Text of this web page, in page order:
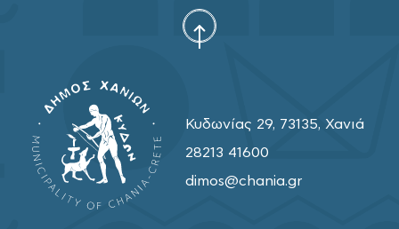
Κυδωνίας 29, 73135, Χανιά
28213 41600
dimos@chania.gr